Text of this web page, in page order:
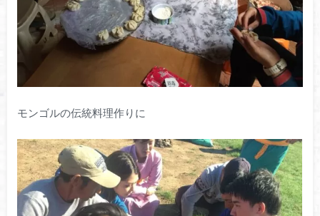
モンゴルの伝統料理作りに